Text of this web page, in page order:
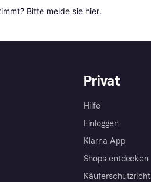
Bitte melde sie hier.
Privat
Hilfe
Einloggen
Klarna App
Shops entdecken